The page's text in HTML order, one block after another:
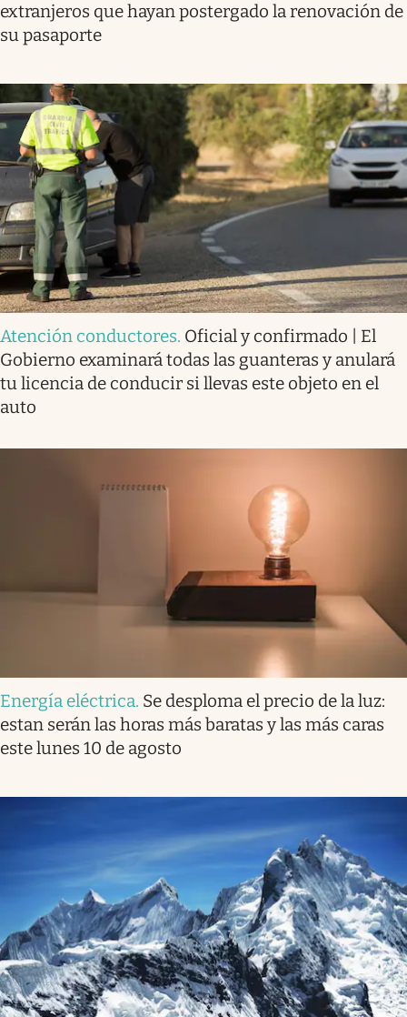
extranjeros que hayan postergado la renovación de
su pasaporte
Atención conductores. Oficial y confirmado | El
Gobierno examinará todas las guanteras y anulará
tu licencia de conducir si llevas este objeto en el
auto
Energía eléctrica. Se desploma el precio de la luz:
estan serán las horas más baratas y las más caras
este lunes 10 de agosto